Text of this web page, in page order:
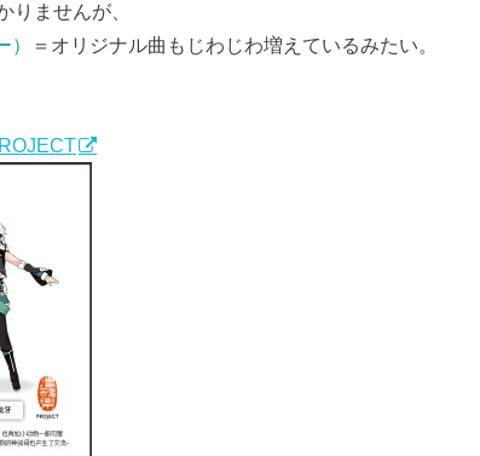
りませんが、
＝オリジナル曲もじわじわ増えているみたい。